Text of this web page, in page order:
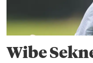
Wibe